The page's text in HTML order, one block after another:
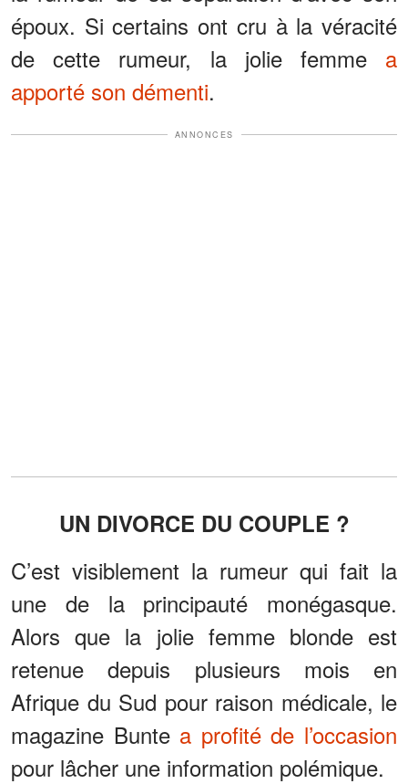
époux. Si certains ont cru à la véracité
de cette rumeur, la jolie femme a
apporté son démenti.
ANNONCES
UN DIVORCE DU COUPLE ?
C’est visiblement la rumeur qui fait la
une de la principauté monégasque.
Alors que la jolie femme blonde est
retenue depuis plusieurs mois en
Afrique du Sud pour raison médicale, le
magazine Bunte a profité de l’occasion
pour lâcher une information polémique.